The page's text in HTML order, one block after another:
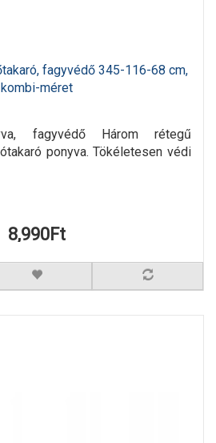
fagyvédő 345-116-68 cm,
kombi-méret
fagyvédő Három rétegű
ponyva. Tökéletesen védi
8,990Ft